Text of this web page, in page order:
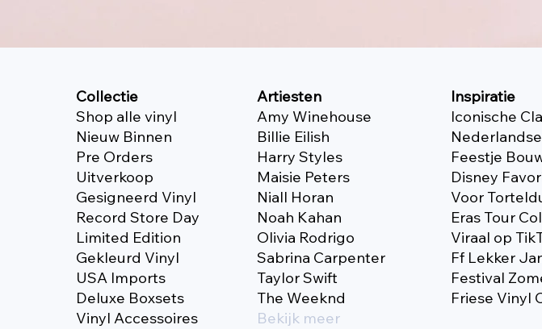
Collectie
Shop alle vinyl
Nieuw Binnen
Pre Orders
Uitverkoop
Gesigneerd Vinyl
Record Store Day
Limited Edition
Gekleurd Vinyl
USA Imports
Deluxe Boxsets
Vinyl Accessoires
Artiesten
Amy Winehouse
Billie Eilish
Harry Styles
Maisie Peters
Niall Horan
Noah Kahan
Olivia Rodrigo
Sabrina Carpenter
Taylor Swift
The Weeknd
Bekijk meer
Inspiratie
Iconische
Feestje
Disney
Voor
Eras Tour
Viraal op
Ff Lekker
Festival
Friese Vinyl